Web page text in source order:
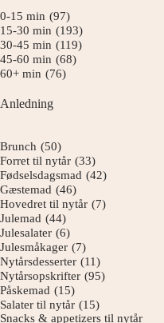
0-15 min (97)
15-30 min (193)
30-45 min (119)
45-60 min (68)
60+ min (76)
Anledning
Brunch (50)
Forret til nytår (33)
Fødselsdagsmad (42)
Gæstemad (46)
Hovedret til nytår (7)
Julemad (44)
Julesalater (6)
Julesmåkager (7)
Nytårsdesserter (11)
Nytårsopskrifter (95)
Påskemad (15)
Salater til nytår (15)
Snacks & appetizers til nytår